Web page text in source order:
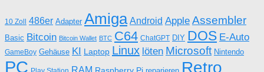
10 Zoll 486er Adapter Amiga Android Apple Assembler
Basic Bitcoin Bitcoin Wallet BTC C64 ChatGPT DIY DOS E-Auto
GameBoy Gehäuse KI Laptop Linux löten Microsoft Nintendo
PC Retro